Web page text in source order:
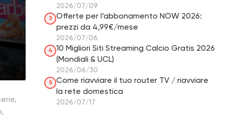
2026/07/09
3
Offerte per l’abbonamento NOW 2026:
prezzi da 4,99€/mese
2026/07/06
4 10 Migliori Siti Streaming Calcio Gratis 2026
(Mondiali & UCL)
2026/06/30
5
Come riavviare il tuo router TV / riavviare
la rete domestica
2026/07/17